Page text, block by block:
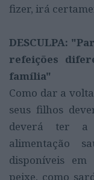
fizer, irá
DESCULPA:
refeições
família"
Como dar a
seus filhos
deverá ter a
alimentação
disponíveis
peixe, como